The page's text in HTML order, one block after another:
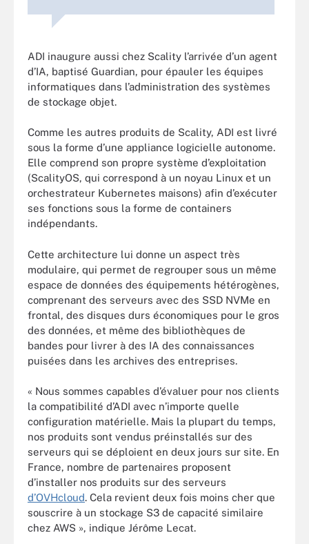
ADI inaugure aussi chez Scality l’arrivée d’un agent
d’IA, baptisé Guardian, pour épauler les équipes
informatiques dans l’administration des systèmes
de stockage objet.
Comme les autres produits de Scality, ADI est livré
sous la forme d’une appliance logicielle autonome.
Elle comprend son propre système d’exploitation
(ScalityOS, qui correspond à un noyau Linux et un
orchestrateur Kubernetes maisons) afin d’exécuter
ses fonctions sous la forme de containers
indépendants.
Cette architecture lui donne un aspect très
modulaire, qui permet de regrouper sous un même
espace de données des équipements hétérogènes,
comprenant des serveurs avec des SSD NVMe en
frontal, des disques durs économiques pour le gros
des données, et même des bibliothèques de
bandes pour livrer à des IA des connaissances
puisées dans les archives des entreprises.
« Nous sommes capables d’évaluer pour nos clients
la compatibilité d’ADI avec n’importe quelle
configuration matérielle. Mais la plupart du temps,
nos produits sont vendus préinstallés sur des
serveurs qui se déploient en deux jours sur site. En
France, nombre de partenaires proposent
d’installer nos produits sur des serveurs
d’OVHcloud. Cela revient deux fois moins cher que
souscrire à un stockage S3 de capacité similaire
chez AWS », indique Jérôme Lecat.